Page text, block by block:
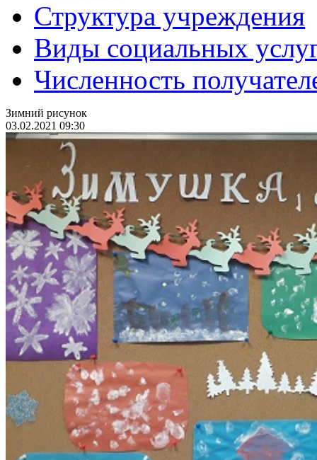
Структура учреждения
Виды социальных
Численность
Зимний рисунок
03.02.2021 09:30